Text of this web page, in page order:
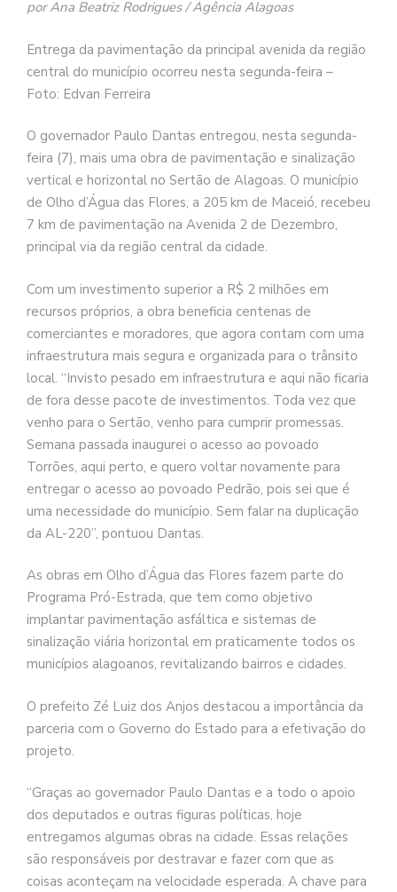
por Ana Beatriz Rodrigues / Agência Alagoas
Entrega da pavimentação da principal avenida da região
central do município ocorreu nesta segunda-feira –
Foto: Edvan Ferreira
O governador Paulo Dantas entregou, nesta segunda-
feira (7), mais uma obra de pavimentação e sinalização
vertical e horizontal no Sertão de Alagoas. O município
de Olho d’Água das Flores, a 205 km de Maceió, recebeu
7 km de pavimentação na Avenida 2 de Dezembro,
principal via da região central da cidade.
Com um investimento superior a R$ 2 milhões em
recursos próprios, a obra beneficia centenas de
comerciantes e moradores, que agora contam com uma
infraestrutura mais segura e organizada para o trânsito
local. “Invisto pesado em infraestrutura e aqui não ficaria
de fora desse pacote de investimentos. Toda vez que
venho para o Sertão, venho para cumprir promessas.
Semana passada inaugurei o acesso ao povoado
Torrões, aqui perto, e quero voltar novamente para
entregar o acesso ao povoado Pedrão, pois sei que é
uma necessidade do município. Sem falar na duplicação
da AL-220”, pontuou Dantas.
As obras em Olho d’Água das Flores fazem parte do
Programa Pró-Estrada, que tem como objetivo
implantar pavimentação asfáltica e sistemas de
sinalização viária horizontal em praticamente todos os
municípios alagoanos, revitalizando bairros e cidades.
O prefeito Zé Luiz dos Anjos destacou a importância da
parceria com o Governo do Estado para a efetivação do
projeto.
“Graças ao governador Paulo Dantas e a todo o apoio
dos deputados e outras figuras políticas, hoje
entregamos algumas obras na cidade. Essas relações
são responsáveis por destravar e fazer com que as
coisas aconteçam na velocidade esperada. A chave para